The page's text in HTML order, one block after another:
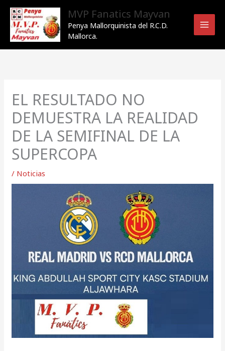
contenido
MVP Fanatics Mayvan
Penya Mallorquinista del R.C.D.
Mallorca.
EL RESULTADO NO
DEMUESTRA LA REALIDAD
DE LA SEMIFINAL DE LA
SUPERCOPA
/ Noticias